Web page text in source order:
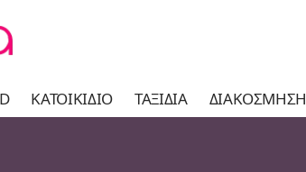
ΚΑΤΟΙΚΊΔΙΟ ΤΑΞΊΔΙΑ ΔΙΑΚΌΣΜΗΣΗ